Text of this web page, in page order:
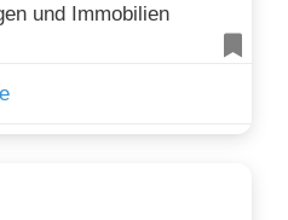
und Immobilien